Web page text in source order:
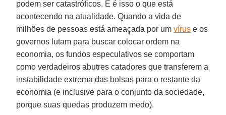
podem ser catastróficos. E é isso o que está
acontecendo na atualidade. Quando a vida de
milhões de pessoas está ameaçada por umvírus e os
governos lutam para buscar colocar ordem na
economia, os fundos especulativos se comportam
como verdadeiros abutres catadores que transferem a
instabilidade extrema das bolsas para o restante da
economia (e inclusive para o conjunto da sociedade,
porque suas quedas produzem medo).